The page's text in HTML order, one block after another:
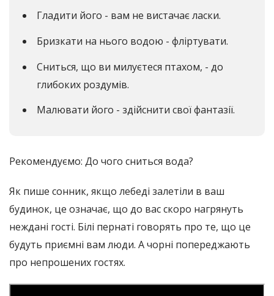
Гладити його - вам не вистачає ласки.
Бризкати на нього водою - фліртувати.
Сниться, що ви милуєтеся птахом, - до
глибоких роздумів.
Малювати його - здійснити свої фантазії.
Рекомендуємо: До чого сниться вода?
Як пише сонник, якщо лебеді залетіли в ваш
будинок, це означає, що до вас скоро нагрянуть
неждані гості. Білі пернаті говорять про те, що це
будуть приємні вам люди. А чорні попереджають
про непрошених гостях.